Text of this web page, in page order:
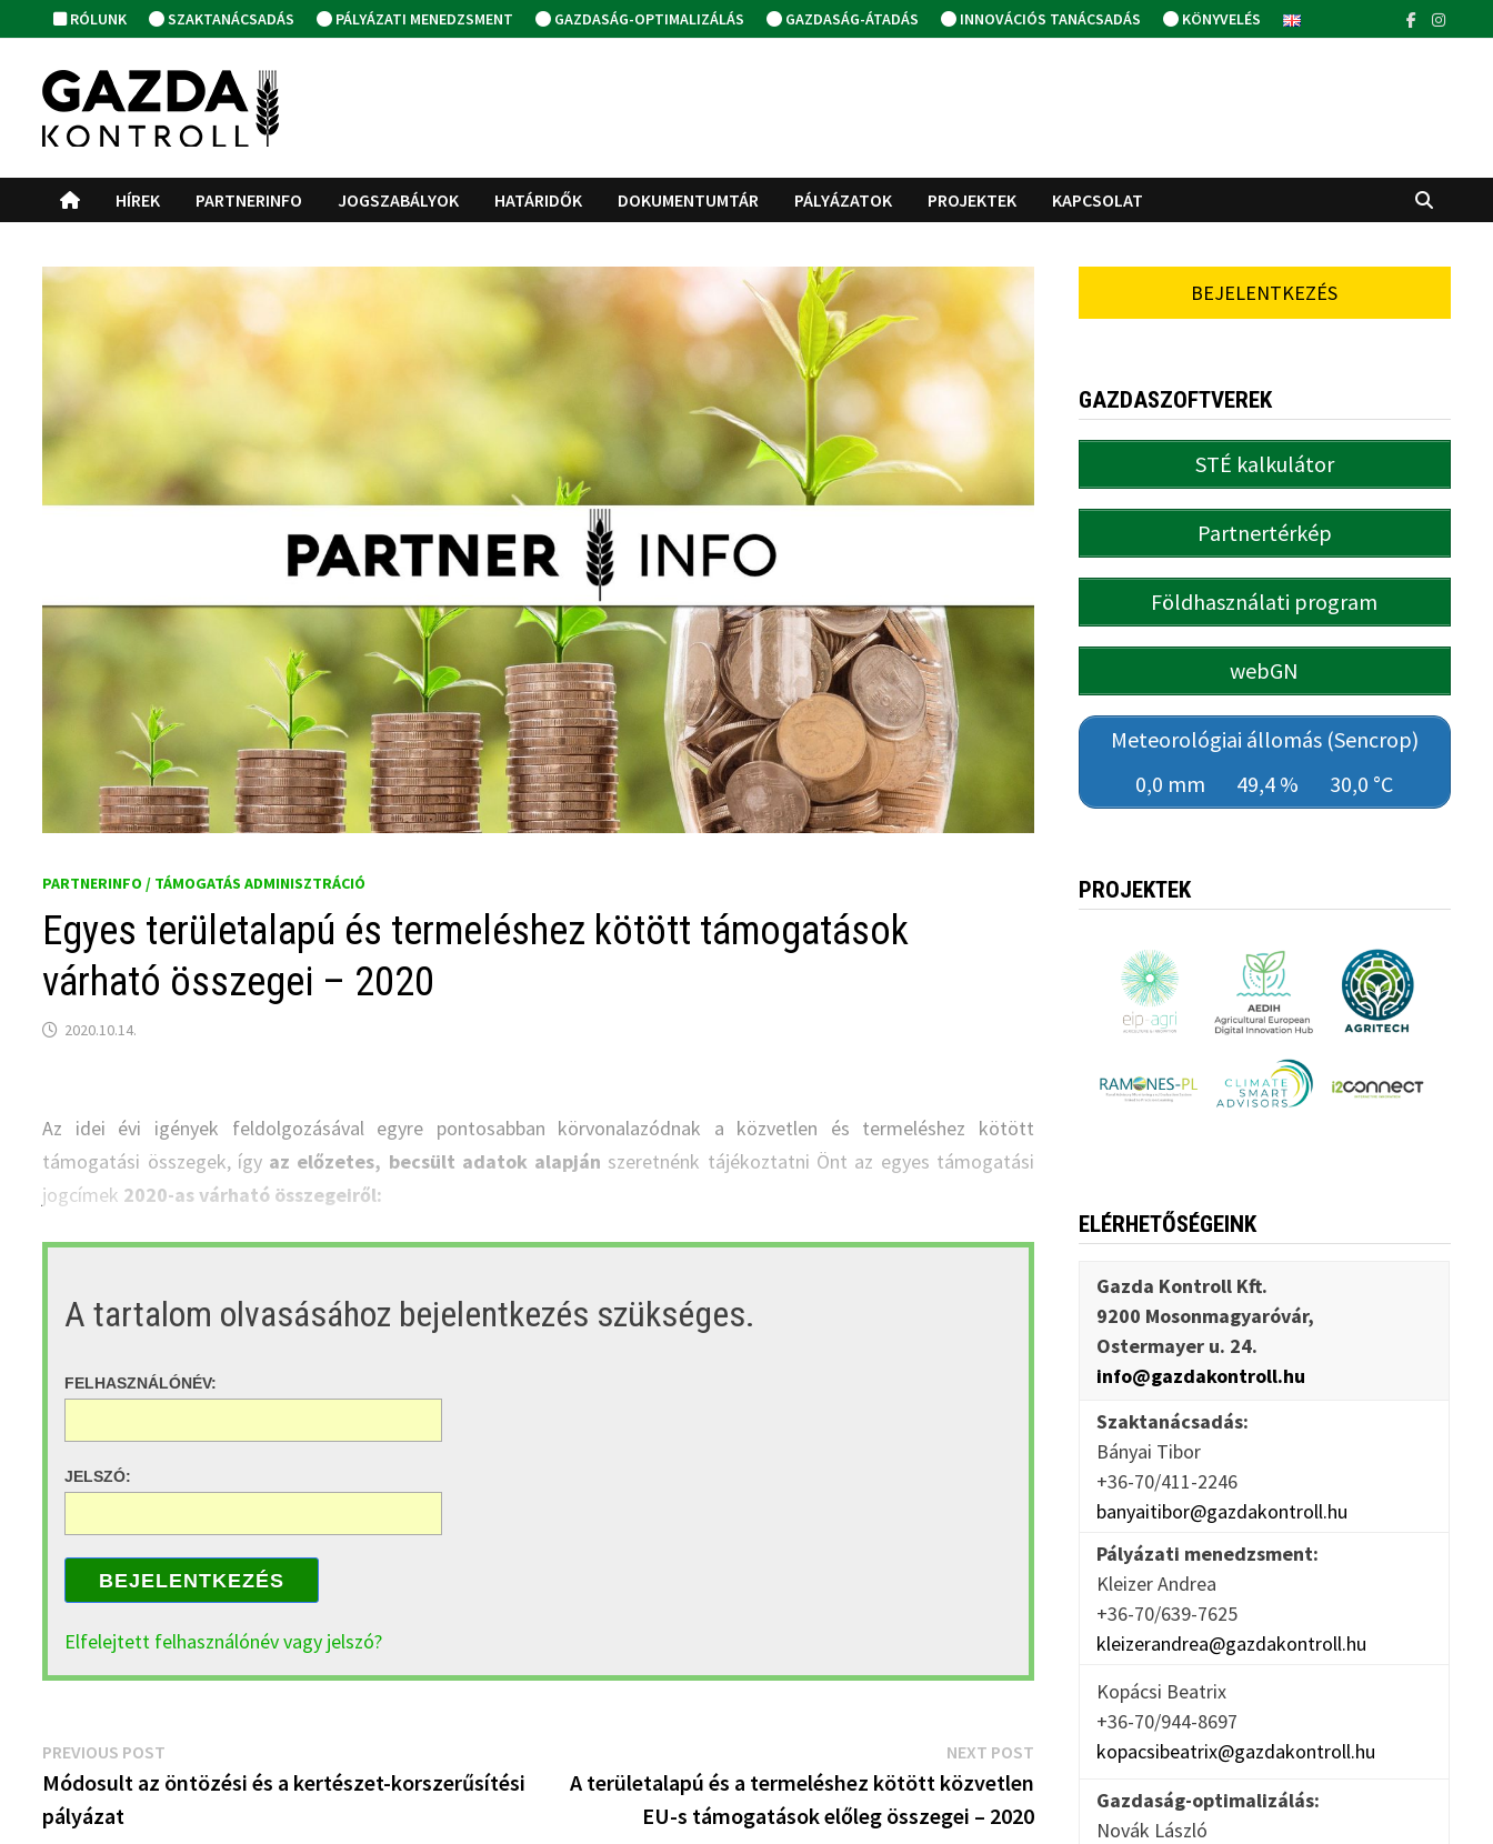
to
content
RÓLUNK SZAKTANÁCSADÁS PÁLYÁZATI MENEDZSMENT GAZDASÁG-OPTIMALIZÁLÁS GAZDASÁG-ÁTADÁS INNOVÁCIÓS TANÁCSADÁS KÖNYVELÉS
HÍREK PARTNERINFO JOGSZABÁLYOK HATÁRIDŐK DOKUMENTUMTÁR PÁLYÁZATOK PROJEKTEK KAPCSOLAT
PARTNERINFO / TÁMOGATÁS ADMINISZTRÁCIÓ
Egyes területalapú és termeléshez kötött támogatások
várható összegei – 2020
2020.10.14.
Az idei évi igények feldolgozásával egyre pontosabban körvonalazódnak a közvetlen és termeléshez kötött
támogatási összegek, így az előzetes, becsült adatok alapján szeretnénk tájékoztatni Önt az egyes támogatási
jogcímek 2020-as várható összegeiről:
A tartalom olvasásához bejelentkezés szükséges.
FELHASZNÁLÓNÉV:
JELSZÓ:
BEJELENTKEZÉS
Elfelejtett felhasználónév vagy jelszó?
Bejegyzés
navigáció
PREVIOUS POST
post:
Módosult az öntözési és a kertészet-korszerűsítési
pályázat
NEXT POSTNext
post:
A területalapú és a termeléshez kötött közvetlen
EU-s támogatások előleg összegei – 2020
BEJELENTKEZÉS
GAZDASZOFTVEREK
STÉ kalkulátor
Partnertérkép
Földhasználati program
webGN
Meteorológiai állomás (Sencrop)
0,0 mm
49,4 % 30,0 °C
PROJEKTEK
ELÉRHETŐSÉGEINK
Gazda Kontroll Kft.
9200 Mosonmagyaróvár,
Ostermayer u. 24.
info@gazdakontroll.hu
Szaktanácsadás:
Bányai Tibor
+36-70/411-2246
banyaitibor@gazdakontroll.hu
Pályázati menedzsment:
Kleizer Andrea
+36-70/639-7625
kleizerandrea@gazdakontroll.hu
Kopácsi Beatrix
+36-70/944-8697
kopacsibeatrix@gazdakontroll.hu
Gazdaság-optimalizálás:
Novák László